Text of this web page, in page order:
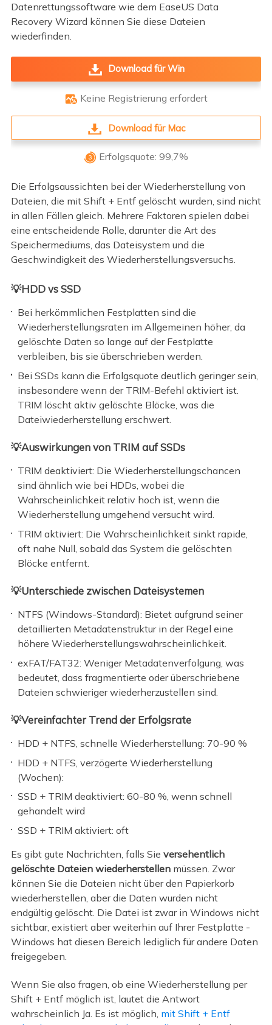
Datenrettungssoftware wie dem EaseUS Data
Recovery Wizard können Sie diese Dateien
wiederfinden.
Download für Win
 Keine Registrierung erfordert
Download für Mac
 Erfolgsquote: 99,7%
Die Erfolgsaussichten bei der Wiederherstellung von
Dateien, die mit Shift + Entf gelöscht wurden, sind nicht
in allen Fällen gleich. Mehrere Faktoren spielen dabei
eine entscheidende Rolle, darunter die Art des
Speichermediums, das Dateisystem und die
Geschwindigkeit des Wiederherstellungsversuchs.
💡HDD vs SSD
Bei herkömmlichen Festplatten sind die
Wiederherstellungsraten im Allgemeinen höher, da
gelöschte Daten so lange auf der Festplatte
verbleiben, bis sie überschrieben werden.
Bei SSDs kann die Erfolgsquote deutlich geringer sein,
insbesondere wenn der TRIM-Befehl aktiviert ist.
TRIM löscht aktiv gelöschte Blöcke, was die
Dateiwiederherstellung erschwert.
💡Auswirkungen von TRIM auf SSDs
TRIM deaktiviert: Die Wiederherstellungschancen
sind ähnlich wie bei HDDs, wobei die
Wahrscheinlichkeit relativ hoch ist, wenn die
Wiederherstellung umgehend versucht wird.
TRIM aktiviert: Die Wahrscheinlichkeit sinkt rapide,
oft nahe Null, sobald das System die gelöschten
Blöcke entfernt.
💡Unterschiede zwischen Dateisystemen
NTFS (Windows-Standard): Bietet aufgrund seiner
detaillierten Metadatenstruktur in der Regel eine
höhere Wiederherstellungswahrscheinlichkeit.
exFAT/FAT32: Weniger Metadatenverfolgung, was
bedeutet, dass fragmentierte oder überschriebene
Dateien schwieriger wiederherzustellen sind.
💡Vereinfachter Trend der Erfolgsrate
HDD + NTFS, schnelle Wiederherstellung: 70-90 %
HDD + NTFS, verzögerte Wiederherstellung
(Wochen):
SSD + TRIM deaktiviert: 60-80 %, wenn schnell
gehandelt wird
SSD + TRIM aktiviert: oft
Es gibt gute Nachrichten, falls Sie versehentlich
gelöschte Dateien wiederherstellenmüssen. Zwar
können Sie die Dateien nicht über den Papierkorb
wiederherstellen, aber die Daten wurden nicht
endgültig gelöscht. Die Datei ist zwar in Windows nicht
sichtbar, existiert aber weiterhin auf Ihrer Festplatte -
Windows hat diesen Bereich lediglich für andere Daten
freigegeben.
Wenn Sie also fragen, ob eine Wiederherstellung per
Shift + Entf möglich ist, lautet die Antwort
wahrscheinlich Ja. Es ist möglich, mit Shift + Entf